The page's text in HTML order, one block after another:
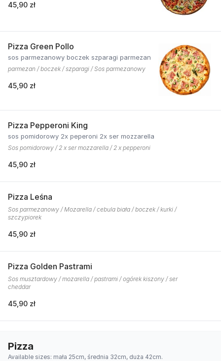
45,90 zł
Pizza Green Pollo
sos parmezanowy boczek szparagi parmezan
parmezan / boczek / szparagi / Sos parmezanowy
45,90 zł
Pizza Pepperoni King
sos pomidorowy 2x peperoni 2x ser mozzarella
Sos pomidorowy / 2 x ser mozzarella / 2 x pepperoni
45,90 zł
Pizza Leśna
Sos parmezanowy / Mozarella / cebula biała / boczek / kurki /
szczypiorek
45,90 zł
Pizza Golden Pastrami
Sos musztardowy / mozarella / pastrami / ogórek kiszony / ser
cheddar
45,90 zł
Pizza
Available sizes: mała 25cm, średnia 32cm, duża 42cm.